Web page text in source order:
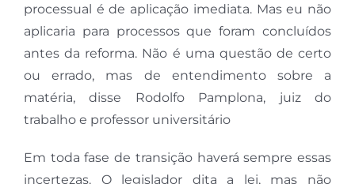
processual é de aplicação imediata. Mas eu não
aplicaria para processos que foram concluídos
antes da reforma. Não é uma questão de certo
ou errado, mas de entendimento sobre a
matéria, disse Rodolfo Pamplona, juiz do
trabalho e professor universitário
Em toda fase de transição haverá sempre essas
incertezas. O legislador dita a lei, mas não